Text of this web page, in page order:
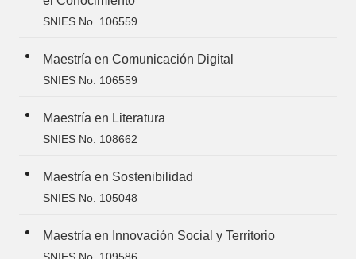
SNIES No. 106559
Maestría en Comunicación Digital
SNIES No. 106559
Maestría en Literatura
SNIES No. 108662
Maestría en Sostenibilidad
SNIES No. 105048
Maestría en Innovación Social y Territorio